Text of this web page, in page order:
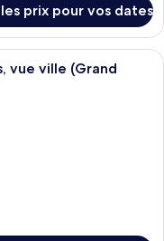
prix pour vos dates
d’hôtel avec deux
vue ville (Grand